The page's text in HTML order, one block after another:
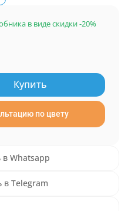
в виде скидки -20%
Купить
по цвету
в Whatsapp
в Telegram